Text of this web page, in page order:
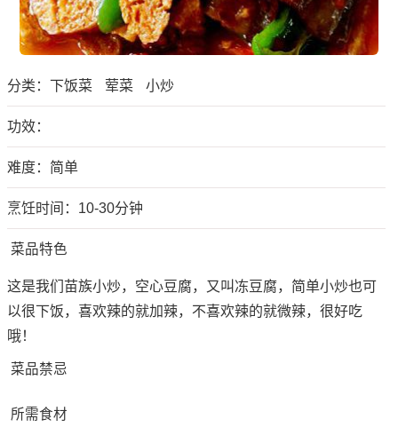
分类： 下饭菜 荤菜 小炒
功效：
难度：简单
烹饪时间：10-30分钟
菜品特色
这是我们苗族小炒，空心豆腐，又叫冻豆腐，简单小炒也可
以很下饭，喜欢辣的就加辣，不喜欢辣的就微辣，很好吃
哦！
菜品禁忌
所需食材